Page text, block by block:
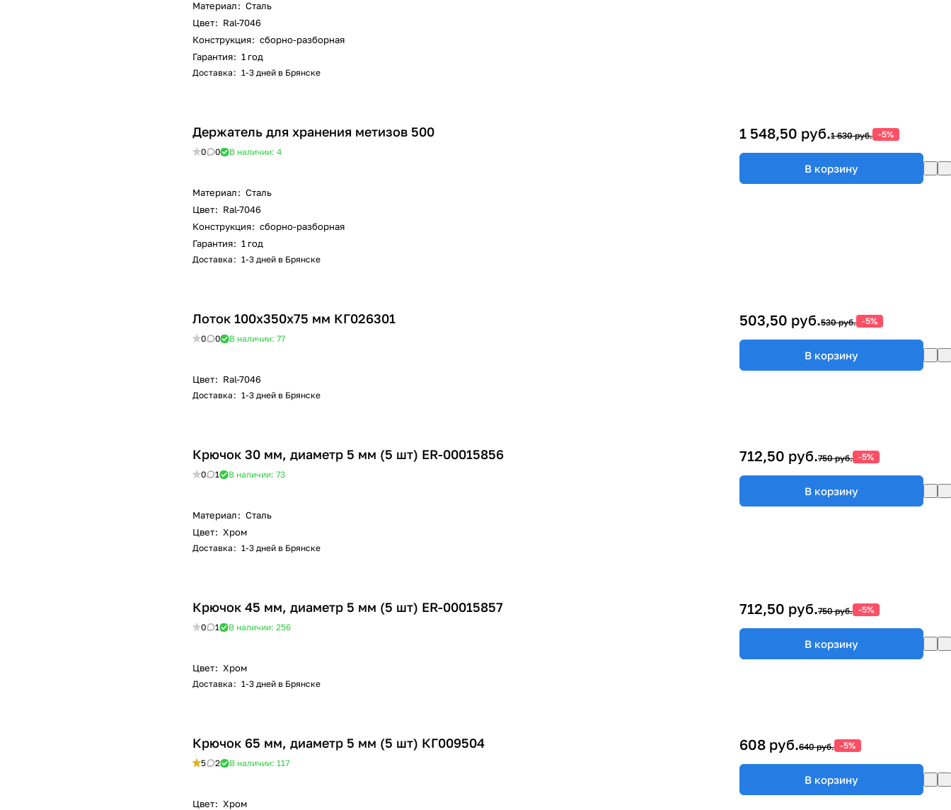
Материал: Сталь
Цвет: Ral-7046
Конструкция: сборно-разборная
Гарантия: 1 год
Доставка : 1-3 дней в Брянске
Держатель для хранения метизов 500
0 0 В наличии: 4
Материал: Сталь
Цвет: Ral-7046
Конструкция: сборно-разборная
Гарантия: 1 год
Доставка : 1-3 дней в Брянске
1 548,50 руб.1 630 руб. -5%
В корзину
Лоток 100x350x75 мм КГ026301
0 0 В наличии: 77
Цвет: Ral-7046
Доставка : 1-3 дней в Брянске
503,50 руб.530 руб. -5%
В корзину
Крючок 30 мм, диаметр 5 мм (5 шт) ER-00015856
0 1 В наличии: 73
Материал: Сталь
Цвет: Хром
Доставка : 1-3 дней в Брянске
712,50 руб.750 руб. -5%
В корзину
Крючок 45 мм, диаметр 5 мм (5 шт) ER-00015857
0 1 В наличии: 256
Цвет: Хром
Доставка : 1-3 дней в Брянске
712,50 руб.750 руб. -5%
В корзину
Крючок 65 мм, диаметр 5 мм (5 шт) КГ009504
5 2 В наличии: 117
Цвет: Хром
608 руб.640 руб. -5%
В корзину